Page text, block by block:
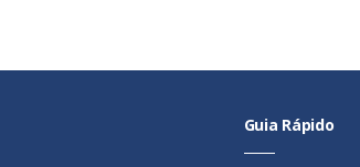
Guia Rápido